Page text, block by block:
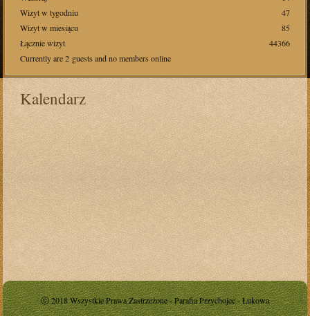
Wizyt w tygodniu
47
Wizyt w miesiącu
85
Łącznie wizyt
44366
Currently are 2 guests and no members online
Kalendarz
ⓒ 2018 Wszystkie Prawa Zastrzeżone - Parafia Przychojec - Łukowa